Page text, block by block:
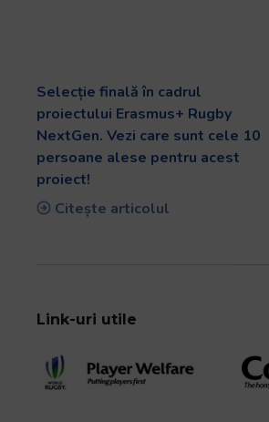
Selecție finală în cadrul
proiectului Erasmus+ Rugby
NextGen. Vezi care sunt cele 10
persoane alese pentru acest
proiect!
Citește articolul
Link-uri utile